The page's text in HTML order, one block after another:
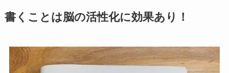
書くことは脳の活性化に効果あり！